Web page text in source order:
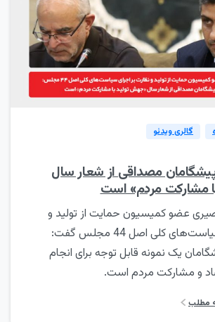
گالری ویدئو
مصداقی از شعار سال
مشارکت مردم» است
عضو کمیسیون حمایت از تولید و
نظارت بر اجرای سیاست‌های کلی اصل 44 مجلس گفت:
یک نمونه قابل توجه برای انجام
و مشارکت مردم است.
مطلب